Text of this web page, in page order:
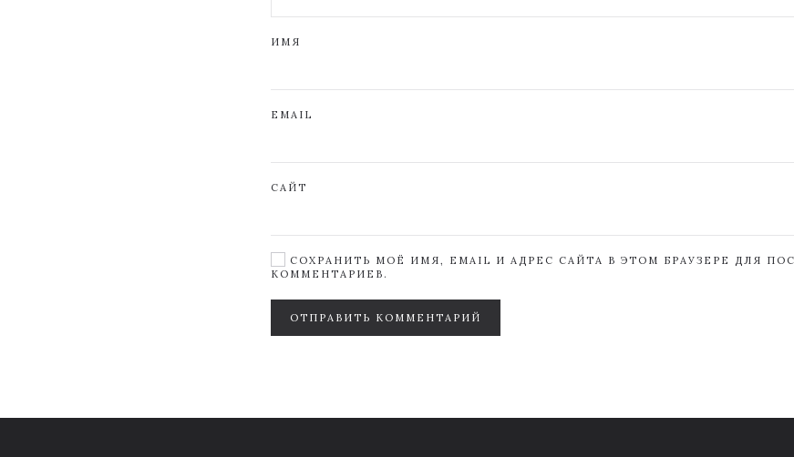
ИМЯ
EMAIL
САЙТ
СОХРАНИТЬ МОЁ ИМЯ, EMAIL И АДРЕС САЙТА В ЭТОМ БРАУЗЕРЕ ДЛЯ
КОММЕНТАРИЕВ.
ОТПРАВИТЬ КОММЕНТАРИЙ